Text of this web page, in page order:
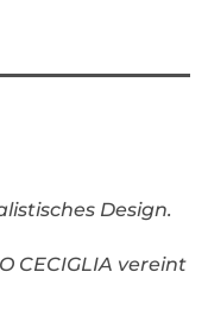
Design.
CECIGLIA vereint